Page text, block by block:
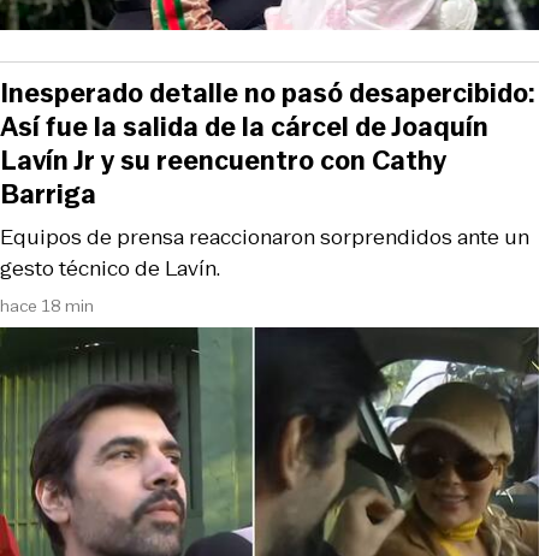
hace 18 min
Equipos de prensa reaccionaron sorprendidos ante un
gesto técnico de Lavín.
Inesperado detalle no pasó desapercibido:
Así fue la salida de la cárcel de Joaquín
Lavín Jr y su reencuentro con Cathy
Barriga